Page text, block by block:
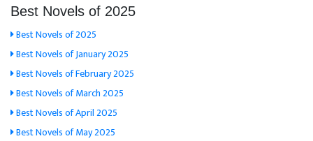
Best Novels of 2025
Best Novels of 2025
Best Novels of January 2025
Best Novels of February 2025
Best Novels of March 2025
Best Novels of April 2025
Best Novels of May 2025